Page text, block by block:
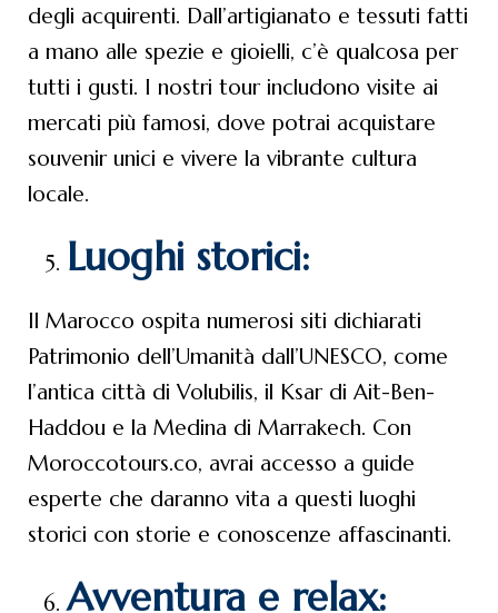
degli acquirenti. Dall’artigianato e tessuti fatti
a mano alle spezie e gioielli, c’è qualcosa per
tutti i gusti. I nostri tour includono visite ai
mercati più famosi, dove potrai acquistare
souvenir unici e vivere la vibrante cultura
locale.
Luoghi storici:
Il Marocco ospita numerosi siti dichiarati
Patrimonio dell’Umanità dall’UNESCO, come
l’antica città di Volubilis, il Ksar di Ait-Ben-
Haddou e la Medina di Marrakech. Con
Moroccotours.co, avrai accesso a guide
esperte che daranno vita a questi luoghi
storici con storie e conoscenze affascinanti.
Avventura e relax: